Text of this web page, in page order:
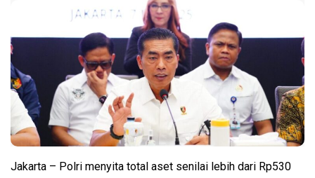
Jakarta – Polri menyita total aset senilai lebih dari Rp530